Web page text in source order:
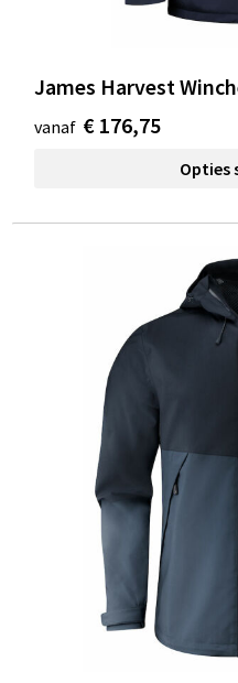
James Harvest
vanaf € 176,75
Opties